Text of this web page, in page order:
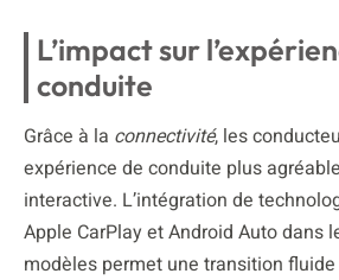
L’impact sur
conduite
Grâce à la connectivité, les
expérience de conduite plus
interactive. L’intégration de
Apple CarPlay et Android Auto dans
modèles permet une transition